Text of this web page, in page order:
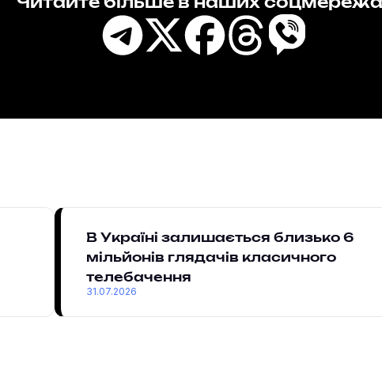
В Україні залишається близько 6
мільйонів глядачів класичного
телебачення
31.07.2026